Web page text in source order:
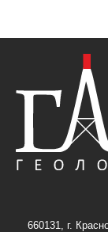
660131, г.